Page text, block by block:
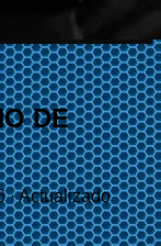
DE
· Actualizado